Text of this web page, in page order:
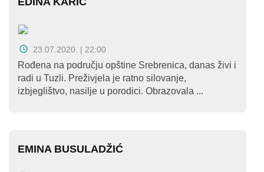
23.07.2020. | 22:00
Rođena na području opštine Srebrenica, danas živi i
radi u Tuzli. Preživjela je ratno silovanje,
izbjeglištvo, nasilje u porodici. Obrazovala ...
EMINA BUSULADŽIĆ